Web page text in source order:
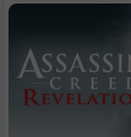
1.关于这款游戏
.学习版下载